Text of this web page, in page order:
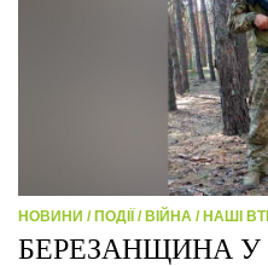
НОВИНИ / ПОДІЇ / ВІЙНА / НАШІ
БЕРЕЗАНЩИНА У